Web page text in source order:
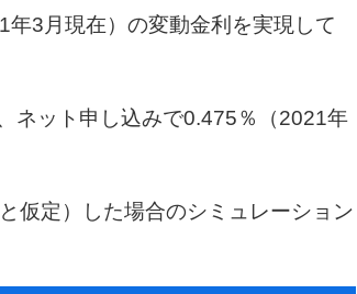
3月現在）の変動金利を実現して
ネット申し込みで0.475％（2021年
仮定）した場合のシミュレーション